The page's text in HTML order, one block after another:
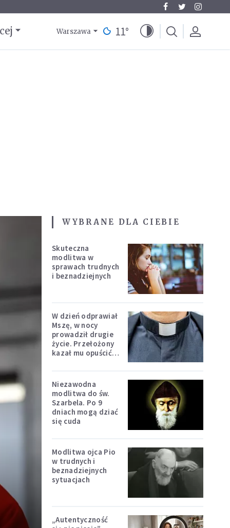
Warszawa 11°
WYBRANE DLA CIEBIE
Skuteczna
modlitwa w
sprawach trudnych
i beznadziejnych
W dzień odprawiał
Mszę, w nocy
prowadził drugie
życie. Przełożony
kazał mu opuścić
Niezawodna
modlitwa do św.
Szarbela. Po 9
dniach mogą dziać
się cuda
Modlitwa ojca Pio
w trudnych i
beznadziejnych
sytuacjach
„Autentyczność